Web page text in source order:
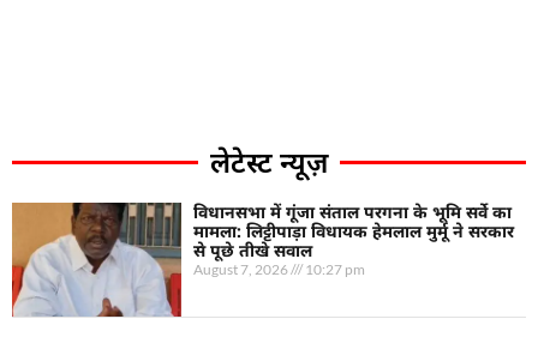
लेटेस्ट न्यूज़
विधानसभा में गूंजा संताल परगना के भूमि सर्वे का
मामला: लिट्टीपाड़ा विधायक हेमलाल मुर्मू ने सरकार
से पूछे तीखे सवाल
August 7, 2026 10:27 pm